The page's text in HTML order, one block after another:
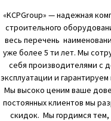
«KCPGroup» — надежная
строительного
весь перечень
уже более 5 ти лет. Мы
себя производителями с
эксплуатации и
Мы высоко ценим ваше
постоянных клиентов мы
скидок. Мы гордимся